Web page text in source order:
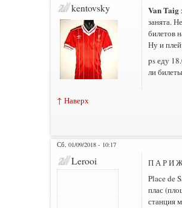
kentovsky Van Taig
занята.
билетов
Ну и
ps еду
ли
↑ Наверх
Сб, 01/09/2018 - 10:17
Lerooi
П А Р И
Place de
плас
станция